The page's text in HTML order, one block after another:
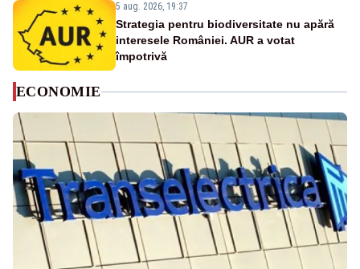
5 aug. 2026, 19:37
Strategia pentru biodiversitate nu apără
interesele României. AUR a votat
împotrivă
ECONOMIE